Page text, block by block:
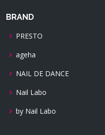
BRAND
PRESTO
ageha
NAIL DE DANCE
Nail Labo
by Nail Labo